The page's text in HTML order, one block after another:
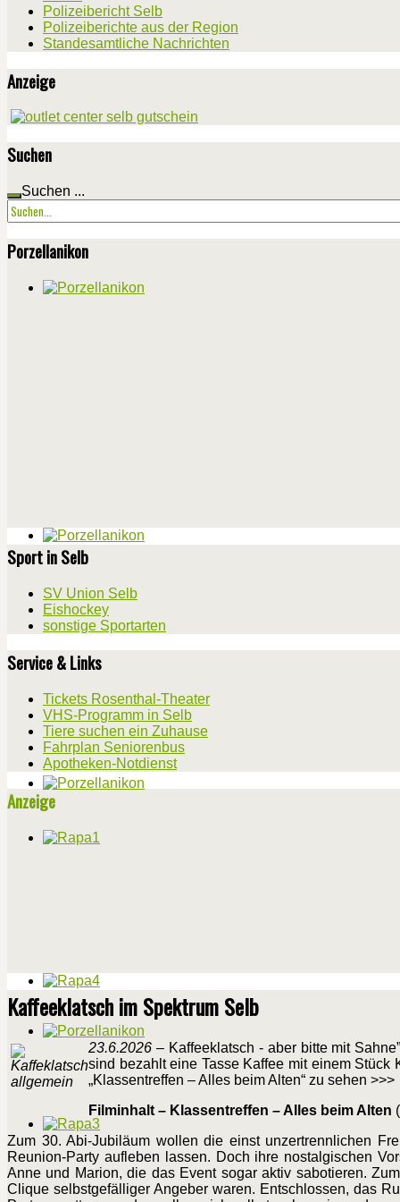
Polizeibericht Selb
Polizeiberichte aus der Region
Standesamtliche Nachrichten
Anzeige
Suchen
Suchen ...
Porzellanikon
Sport in Selb
SV Union Selb
Eishockey
sonstige Sportarten
Service & Links
Tickets Rosenthal-Theater
VHS-Programm in Selb
Tiere suchen ein Zuhause
Fahrplan Seniorenbus
Apotheken-Notdienst
Anzeige
Kaffeeklatsch im Spektrum Selb
23.6.2026 – Kaffeeklatsch - aber bitte mit
sind bezahlt eine Tasse Kaffee mit einem
„Klassentreffen – Alles beim Alten“ zu sehen >>>
Filminhalt – Klassentreffen – Alles beim Alten
Zum 30. Abi-Jubiläum wollen die einst unzertrennlichen
Reunion-Party aufleben lassen. Doch ihre nostalgischen
Anne und Marion, die das Event sogar aktiv sabotieren.
Clique selbstgefälliger Angeber waren. Entschlossen, das